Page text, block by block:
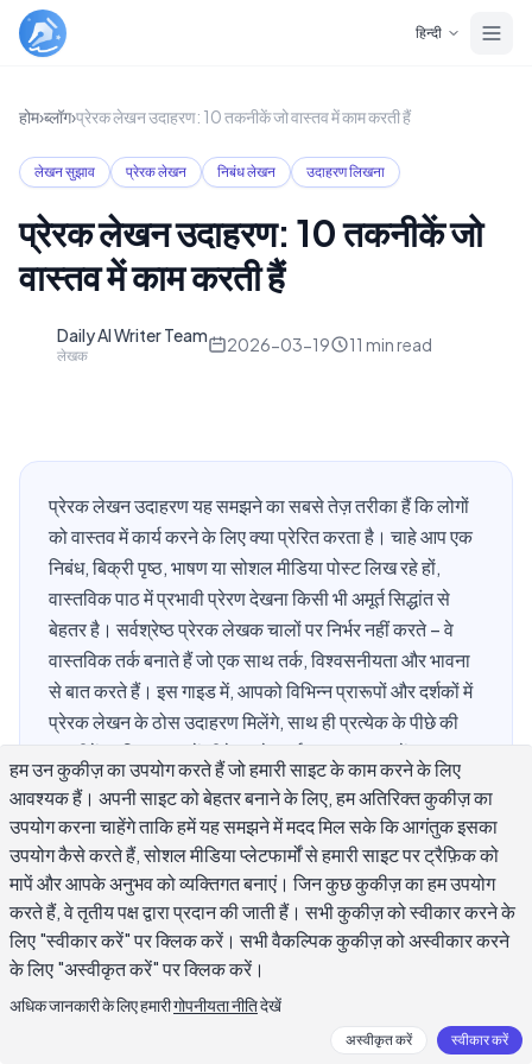
हिन्दी
होम›ब्लॉग›प्रेरक लेखन उदाहरण: 10 तकनीकें जो वास्तव में काम करती हैं
लेखन सुझाव प्रेरक लेखन निबंध लेखन उदाहरण लिखना
प्रेरक लेखन उदाहरण: 10 तकनीकें जो
वास्तव में काम करती हैं
Daily AI Writer Team
लेखक
2026-03-19 11 min read
प्रेरक लेखन उदाहरण यह समझने का सबसे तेज़ तरीका हैं कि लोगों
को वास्तव में कार्य करने के लिए क्या प्रेरित करता है। चाहे आप एक
निबंध, बिक्री पृष्ठ, भाषण या सोशल मीडिया पोस्ट लिख रहे हों,
वास्तविक पाठ में प्रभावी प्रेरण देखना किसी भी अमूर्त सिद्धांत से
बेहतर है। सर्वश्रेष्ठ प्रेरक लेखक चालों पर निर्भर नहीं करते – वे
वास्तविक तर्क बनाते हैं जो एक साथ तर्क, विश्वसनीयता और भावना
से बात करते हैं। इस गाइड में, आपको विभिन्न प्रारूपों और दर्शकों में
प्रेरक लेखन के ठोस उदाहरण मिलेंगे, साथ ही प्रत्येक के पीछे की
तकनीकें ताकि आप उन्हें सीधे अपने कार्य पर लागू कर सकें।
एक प्रेरक लेखन उदाहरण को प्रभावी क्या बनाता है?
एक प्रेरक लेखन उदाहरण तब काम करता है जब यह एक साथ चार चीजें करता
है: एक स्पष्ट दावा करना, इसे विश्वसनीय प्रमाण से समर्थित करना, पाठक की
वास्तविक चिंताओं से भावनात्मक रूप से जुड़ना, और एक विशिष्ट अनुरोध के
साथ समाप्त होना। इनमें से कोई भी तत्व हटाएं और लेखन अपनी पकड़ खो देता
हम उन कुकीज़ का उपयोग करते हैं जो हमारी साइट के काम करने के लिए
आवश्यक हैं। अपनी साइट को बेहतर बनाने के लिए, हम अतिरिक्त कुकीज़ का
उपयोग करना चाहेंगे ताकि हमें यह समझने में मदद मिल सके कि आगंतुक इसका
उपयोग कैसे करते हैं, सोशल मीडिया प्लेटफार्मों से हमारी साइट पर ट्रैफ़िक को
मापें और आपके अनुभव को व्यक्तिगत बनाएं। जिन कुछ कुकीज़ का हम उपयोग
करते हैं, वे तृतीय पक्ष द्वारा प्रदान की जाती हैं। सभी कुकीज़ को स्वीकार करने के
लिए "स्वीकार करें" पर क्लिक करें। सभी वैकल्पिक कुकीज़ को अस्वीकार करने
के लिए "अस्वीकृत करें" पर क्लिक करें।
अधिक जानकारी के लिए हमारीगोपनीयता नीतिदेखें
अस्वीकृत करें स्वीकार करें